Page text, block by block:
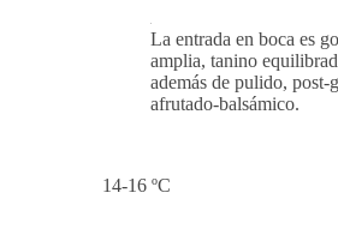
La entrada en boca es
amplia, tanino
además de pulido, post-
afrutado-balsámico.
14-16 ºC